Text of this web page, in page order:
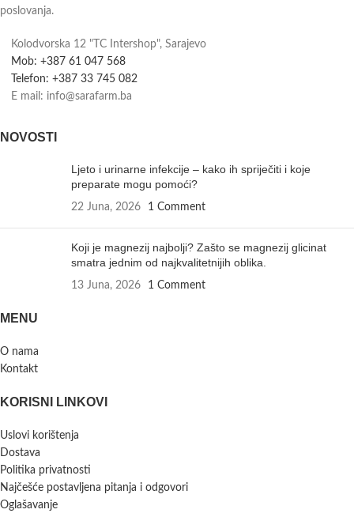
poslovanja.
Kolodvorska 12 "TC Intershop", Sarajevo
Mob: +387 61 047 568
Telefon: +387 33 745 082
E mail: info@sarafarm.ba
NOVOSTI
Ljeto i urinarne infekcije – kako ih spriječiti i koje
preparate mogu pomoći?
22 Juna, 2026 1 Comment
Koji je magnezij najbolji? Zašto se magnezij glicinat
smatra jednim od najkvalitetnijih oblika.
13 Juna, 2026 1 Comment
MENU
O nama
Kontakt
KORISNI LINKOVI
Uslovi korištenja
Dostava
Politika privatnosti
Najčešće postavljena pitanja i odgovori
Oglašavanje